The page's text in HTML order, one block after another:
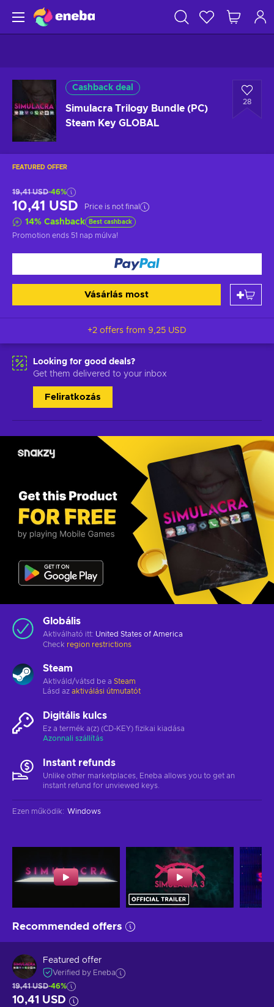
Cashback deal
Simulacra Trilogy Bundle (PC)
Steam Key GLOBAL
28
FEATURED OFFER
19,41 USD-46%
10,41 USD Price is not final
14% Cashback Best cashback
Promotion ends 51 nap múlva!
Vásárlás most
+2 offers from 9,25 USD
Looking for good deals?
Get them delivered to your inbox
Feliratkozás
Globális
Aktiválható itt: United States of America
Check region restrictions
Steam
Aktiváld/vátsd be a Steam
Lásd az aktiválási útmutatót
Digitális kulcs
Ez a termék a(z) (CD-KEY) fizikai kiadása
Azonnali szállítás
Instant refunds
Unlike other marketplaces, Eneba allows you to get an
instant refund for unviewed keys.
Ezen működik: Windows
Recommended offers
Featured offer
Verified by Eneba
19,41 USD-46%
10,41 USD